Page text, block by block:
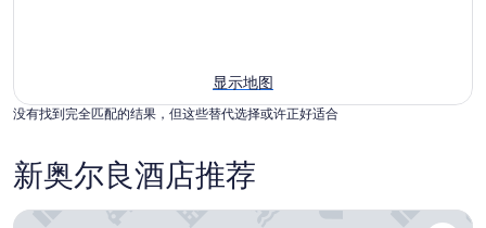
显示地图
没有找到完全匹配的结果，但这些替代选择或许正好适合
新奥尔良酒店推荐
纽奥良会议中心欢朋套房酒店